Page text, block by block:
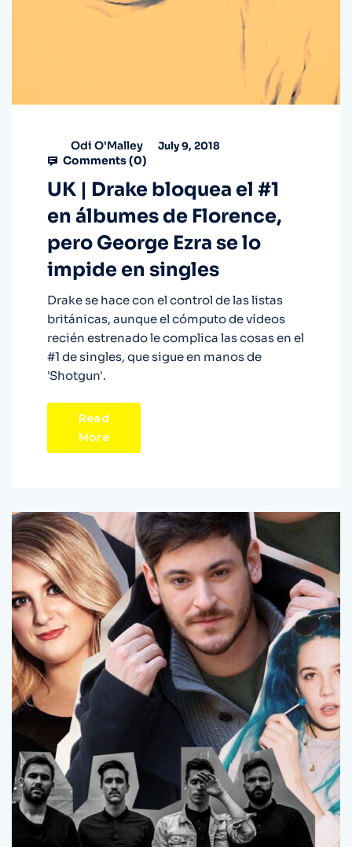
Odi O'Malley July 9, 2018
Comments (0)
UK | Drake bloquea el #1
en álbumes de Florence,
pero George Ezra se lo
impide en singles
Drake se hace con el control de las listas
británicas, aunque el cómputo de vídeos
recién estrenado le complica las cosas en el
#1 de singles, que sigue en manos de
'Shotgun'.
Read
More